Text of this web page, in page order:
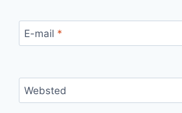
E-mail *
Websted